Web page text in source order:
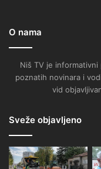
O nama
Niš TV je
poznatih novinara i
vid
Sveže objavljeno